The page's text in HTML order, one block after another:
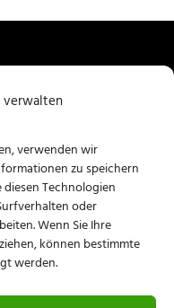
verwalten
verwenden wir
zu speichern
Technologien
oder
Wenn Sie Ihre
können bestimmte
werden.